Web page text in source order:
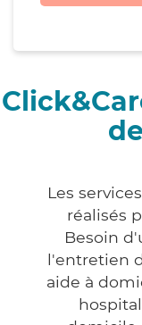
Les
réalisés
Besoin
l'entretien
aide à